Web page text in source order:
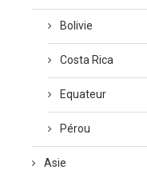
Bolivie
Costa Rica
Equateur
Pérou
Asie